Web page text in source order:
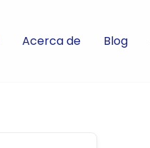
Acerca de Blog